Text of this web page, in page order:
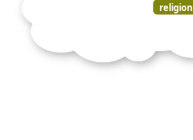
religion